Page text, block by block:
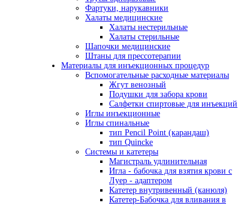
Фартуки, нарукавники
Халаты медицинские
Халаты нестерильные
Халаты стерильные
Шапочки медицинские
Штаны для прессотерапии
Материалы для инъекционных процедур
Вспомогательные расходные материалы
Жгут венозный
Подушки для забора крови
Салфетки спиртовые для инъекций
Иглы инъекционные
Иглы спинальные
тип Pencil Point (карандаш)
тип Quincke
Системы и катетеры
Магистраль удлинительная
Игла - бабочка для взятия крови с
Луер - адаптером
Катетер внутривенный (канюля)
Катетер-Бабочка для вливания в